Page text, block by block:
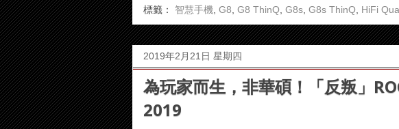
標籤： 智慧手機 G8 G8 ThinQ G8s G8s ThinQ HiFi
2019年2月21日 星期四
為玩家而生，非華碩！「反叛」
2019